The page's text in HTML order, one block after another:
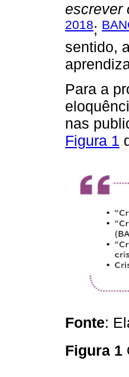
escrever
2018;
sentido,
Para a
nas
Figura 1
Fonte:
Figura 1